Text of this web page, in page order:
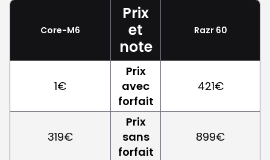
Core-M6
Prix
et
note
Razr 60
1€
Prix
avec
forfait
421€
319€
Prix
sans
forfait
899€